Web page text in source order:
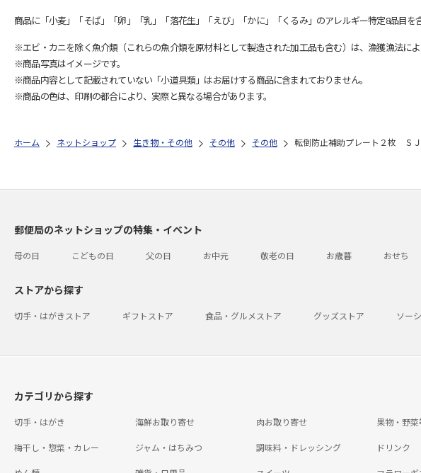
商品に「小麦」「そば」「卵」「乳」「落花生」「えび」「かに」「くるみ」のアレルギー特定8品目を
※エビ・カニを除く魚介類（これらの魚介類を原材料として製造された加工品も含む）は、漁獲漁法に
※商品写真はイメージです。
※商品内容として記載されていない「小道具類」はお届けする商品に含まれておりません。
※商品の色は、印刷の都合により、実際と異なる場合があります。
ホーム ネットショップ 生き物・その他 その他 その他 転倒防止補助プレート２枚 Ｓ
郵便局のネットショップの特集・イベント
母の日 こどもの日 父の日 お中元 敬老の日 お歳暮 おせち
ストアから探す
切手・はがきストア ギフトストア 食品・グルメストア グッズストア ソー
カテゴリから探す
切手・はがき 海鮮お取り寄せ 肉お取り寄せ 果物・野菜
梅干し・惣菜・カレー ジャム・はちみつ 調味料・ドレッシング ドリンク